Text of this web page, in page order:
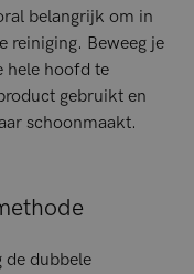
belangrijk om in
reiniging. Beweeg je
hele hoofd te
gebruikt en
schoonmaakt.
de dubbele